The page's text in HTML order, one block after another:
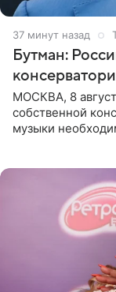
37 минут назад
Бутман:
МОСКВА, 8
собственной
музыки